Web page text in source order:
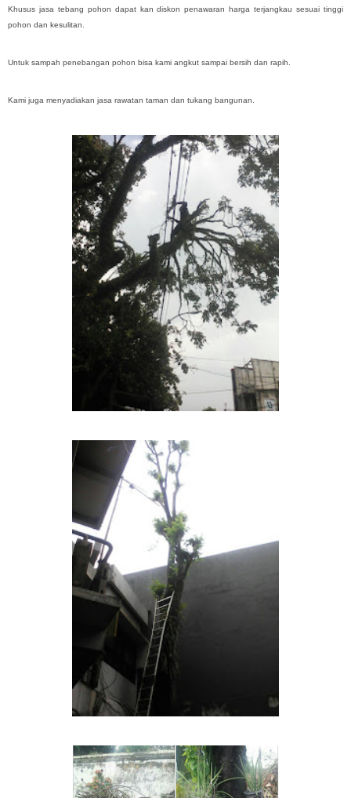
Khusus jasa tebang pohon dapat kan diskon penawaran harga terjangkau sesuai tinggi
pohon dan kesulitan.
Untuk sampah penebangan pohon bisa kami angkut sampai bersih dan rapih.
Kami juga menyadiakan jasa rawatan taman dan tukang bangunan.